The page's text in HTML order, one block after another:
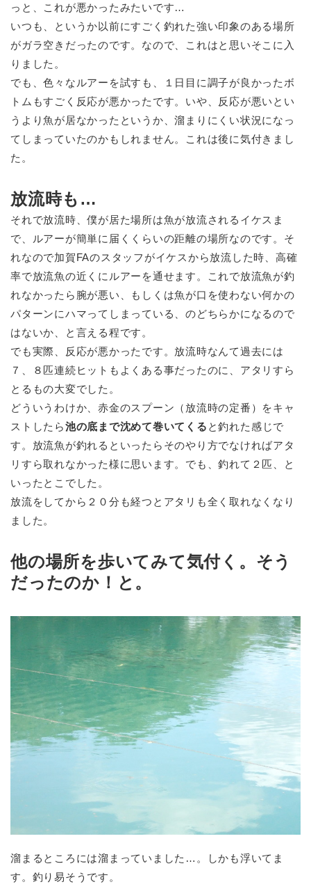
っと、これが悪かったみたいです…
いつも、というか以前にすごく釣れた強い印象のある場所
がガラ空きだったのです。なので、これはと思いそこに入
りました。
でも、色々なルアーを試すも、１日目に調子が良かったボ
トムもすごく反応が悪かったです。いや、反応が悪いとい
うより魚が居なかったというか、溜まりにくい状況になっ
てしまっていたのかもしれません。これは後に気付きまし
た。
放流時も…
それで放流時、僕が居た場所は魚が放流されるイケスま
で、ルアーが簡単に届くくらいの距離の場所なのです。そ
れなので加賀FAのスタッフがイケスから放流した時、高確
率で放流魚の近くにルアーを通せます。これで放流魚が釣
れなかったら腕が悪い、もしくは魚が口を使わない何かの
パターンにハマってしまっている、のどちらかになるので
はないか、と言える程です。
でも実際、反応が悪かったです。放流時なんて過去には
７、８匹連続ヒットもよくある事だったのに、アタリすら
とるもの大変でした。
どういうわけか、赤金のスプーン（放流時の定番）をキャ
ストしたら池の底まで沈めて巻いてくる と釣れた感じで
す。放流魚が釣れるといったらそのやり方でなければアタ
リすら取れなかった様に思います。でも、釣れて２匹、と
いったとこでした。
放流をしてから２０分も経つとアタリも全く取れなくなり
ました。
他の場所を歩いてみて気付く。そう
だったのか！と。
溜まるところには溜まっていました…。しかも浮いてま
す。釣り易そうです。